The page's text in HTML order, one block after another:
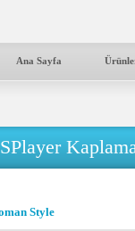
Ana Sayfa
Style